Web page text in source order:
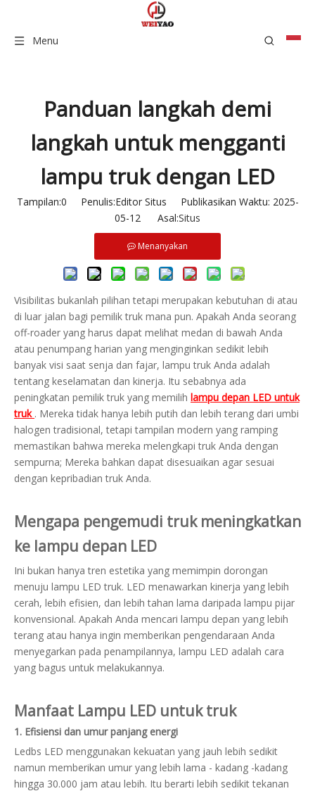
Menu
Panduan langkah demi
langkah untuk mengganti
lampu truk dengan LED
Tampilan:0 Penulis:Editor Situs Publikasikan Waktu: 2025-
05-12 Asal:Situs
Menanyakan
Visibilitas bukanlah pilihan tetapi merupakan kebutuhan di atau
di luar jalan bagi pemilik truk mana pun. Apakah Anda seorang
off-roader yang harus dapat melihat medan di bawah Anda
atau penumpang harian yang menginginkan sedikit lebih
banyak visi saat senja dan fajar, lampu truk Anda adalah
tentang keselamatan dan kinerja. Itu sebabnya ada
peningkatan pemilik truk yang memilih lampu depan LED untuk
truk . Mereka tidak hanya lebih putih dan lebih terang dari umbi
halogen tradisional, tetapi tampilan modern yang ramping
memastikan bahwa mereka melengkapi truk Anda dengan
sempurna; Mereka bahkan dapat disesuaikan agar sesuai
dengan kepribadian truk Anda.
Mengapa pengemudi truk meningkatkan
ke lampu depan LED
Ini bukan hanya tren estetika yang memimpin dorongan
menuju lampu LED truk. LED menawarkan kinerja yang lebih
cerah, lebih efisien, dan lebih tahan lama daripada lampu pijar
konvensional. Apakah Anda mencari lampu depan yang lebih
terang atau hanya ingin memberikan pengendaraan Anda
menyegarkan pada penampilannya, lampu LED adalah cara
yang bagus untuk melakukannya.
Manfaat Lampu LED untuk truk
1. Efisiensi dan umur panjang energi
Ledbs LED menggunakan kekuatan yang jauh lebih sedikit
namun memberikan umur yang lebih lama - kadang -kadang
hingga 30.000 jam atau lebih. Itu berarti lebih sedikit tekanan